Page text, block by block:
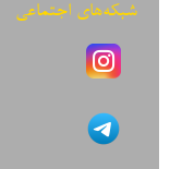
شبکه‌های اجتماعی